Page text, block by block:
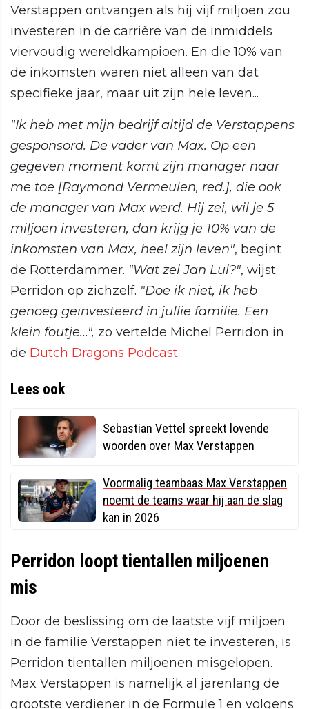
Verstappen ontvangen als hij vijf miljoen zou
investeren in de carrière van de inmiddels
viervoudig wereldkampioen. En die 10% van
de inkomsten waren niet alleen van dat
specifieke jaar, maar uit zijn hele leven...
"Ik heb met mijn bedrijf altijd de Verstappens
gesponsord. De vader van Max. Op een
gegeven moment komt zijn manager naar
me toe [Raymond Vermeulen, red.], die ook
de manager van Max werd. Hij zei, wil je 5
miljoen investeren, dan krijg je 10% van de
inkomsten van Max, heel zijn leven", begint
de Rotterdammer. "Wat zei Jan Lul?", wijst
Perridon op zichzelf. "Doe ik niet, ik heb
genoeg geïnvesteerd in jullie familie. Een
klein foutje...", zo vertelde Michel Perridon in
de Dutch Dragons Podcast.
Lees ook
Sebastian Vettel spreekt lovende
woorden over Max Verstappen
Voormalig teambaas Max Verstappen
noemt de teams waar hij aan de slag
kan in 2026
Perridon loopt tientallen miljoenen
mis
Door de beslissing om de laatste vijf miljoen
in de familie Verstappen niet te investeren, is
Perridon tientallen miljoenen misgelopen.
Max Verstappen is namelijk al jarenlang de
grootste verdiener in de Formule 1 en volgens